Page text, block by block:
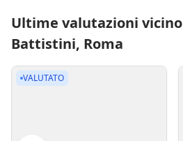
Ultime valutazioni
Battistini, Roma
VALUTATO